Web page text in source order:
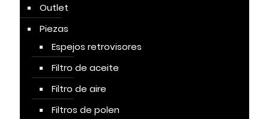
Outlet
Piezas
Espejos retrovisores
Filtro de aceite
Filtro de aire
Filtros de polen